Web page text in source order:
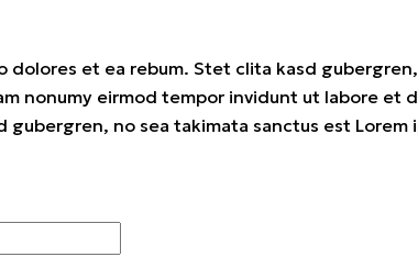
dolores et ea rebum. Stet clita kasd
nonumy eirmod tempor invidunt ut labore et
gubergren, no sea takimata sanctus est